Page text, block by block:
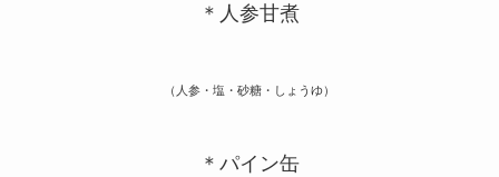
＊人参甘煮
（人参・塩・砂糖・しょうゆ）
＊パイン缶